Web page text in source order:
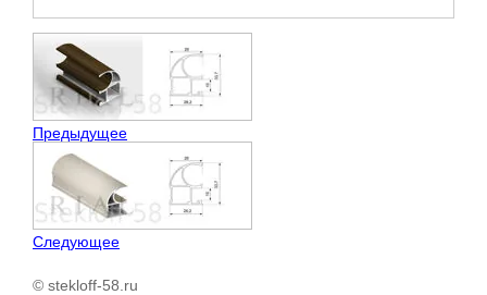
Предыдущее
Следующее
© stekloff-58.ru